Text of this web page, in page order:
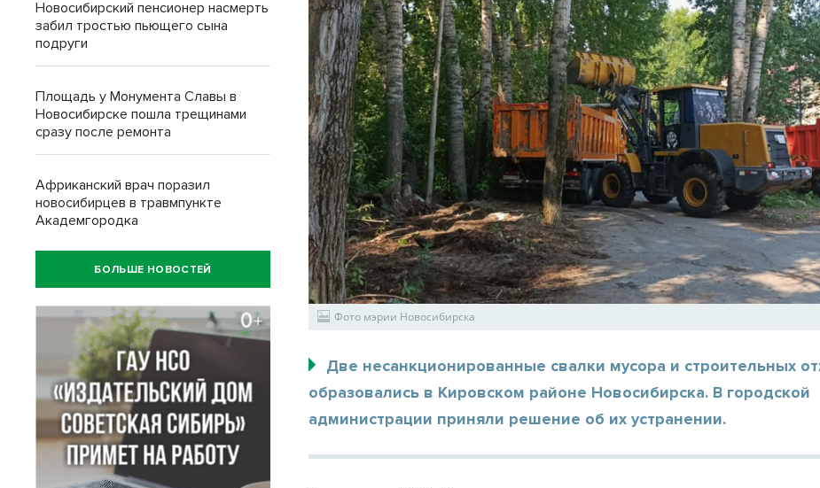
Фото мэрии Новосибирска
Две несанкционированные свалки мусора и строительных
образовались в Кировском районе Новосибирска. В городской
администрации приняли решение об их устранении.
Новосибирский пенсионер насмерть
забил тростью пьющего сына
подруги
Площадь у Монумента Славы в
Новосибирске пошла трещинами
сразу после ремонта
Африканский врач поразил
новосибирцев в травмпункте
Академгородка
БОЛЬШЕ НОВОСТЕЙ